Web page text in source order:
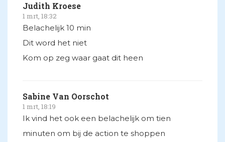
Judith Kroese
1 mrt, 18:32
Belachelijk 10 min
Dit word het niet
Kom op zeg waar gaat dit heen
Sabine Van Oorschot
1 mrt, 18:19
Ik vind het ook een belachelijk om tien
minuten om bij de action te shoppen